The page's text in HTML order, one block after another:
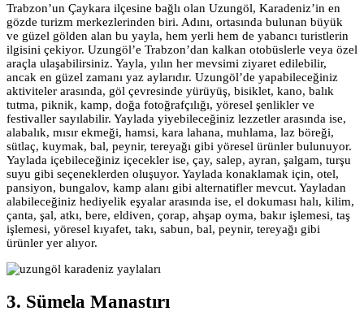
Trabzon’un Çaykara ilçesine bağlı olan Uzungöl, Karadeniz’in en
gözde turizm merkezlerinden biri. Adını, ortasında bulunan büyük
ve güzel gölden alan bu yayla, hem yerli hem de yabancı turistlerin
ilgisini çekiyor. Uzungöl’e Trabzon’dan kalkan otobüslerle veya özel
araçla ulaşabilirsiniz. Yayla, yılın her mevsimi ziyaret edilebilir,
ancak en güzel zamanı yaz aylarıdır. Uzungöl’de yapabileceğiniz
aktiviteler arasında, göl çevresinde yürüyüş, bisiklet, kano, balık
tutma, piknik, kamp, doğa fotoğrafçılığı, yöresel şenlikler ve
festivaller sayılabilir. Yaylada yiyebileceğiniz lezzetler arasında ise,
alabalık, mısır ekmeği, hamsi, kara lahana, muhlama, laz böreği,
sütlaç, kuymak, bal, peynir, tereyağı gibi yöresel ürünler bulunuyor.
Yaylada içebileceğiniz içecekler ise, çay, salep, ayran, şalgam, turşu
suyu gibi seçeneklerden oluşuyor. Yaylada konaklamak için, otel,
pansiyon, bungalov, kamp alanı gibi alternatifler mevcut. Yayladan
alabileceğiniz hediyelik eşyalar arasında ise, el dokuması halı, kilim,
çanta, şal, atkı, bere, eldiven, çorap, ahşap oyma, bakır işlemesi, taş
işlemesi, yöresel kıyafet, takı, sabun, bal, peynir, tereyağı gibi
ürünler yer alıyor.
3. Sümela Manastırı